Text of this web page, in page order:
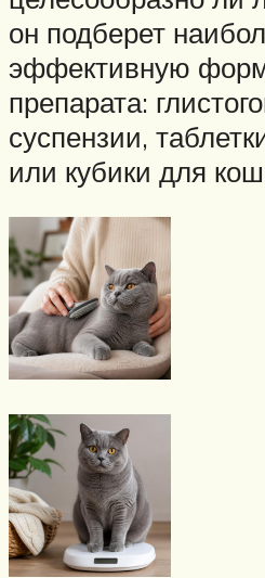
он подберет
эффективную
препарата:
суспензии,
или кубики для